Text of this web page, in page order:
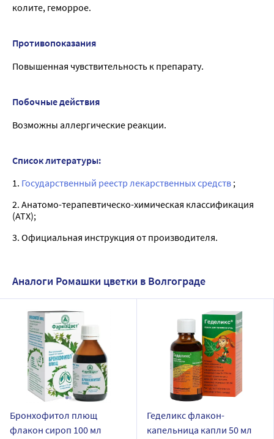
колите, геморрое.
Противопоказания
Повышенная чувствительность к препарату.
Побочные действия
Возможны аллергические реакции.
Список литературы:
1. Государственный реестр лекарственных средств ;
2. Анатомо-терапевтическо-химическая классификация
(ATX);
3. Официальная инструкция от производителя.
Аналоги Ромашки цветки в Волгограде
Бронхофитол плющ
флакон сироп 100 мл
Геделикс флакон-
капельница капли 50 мл